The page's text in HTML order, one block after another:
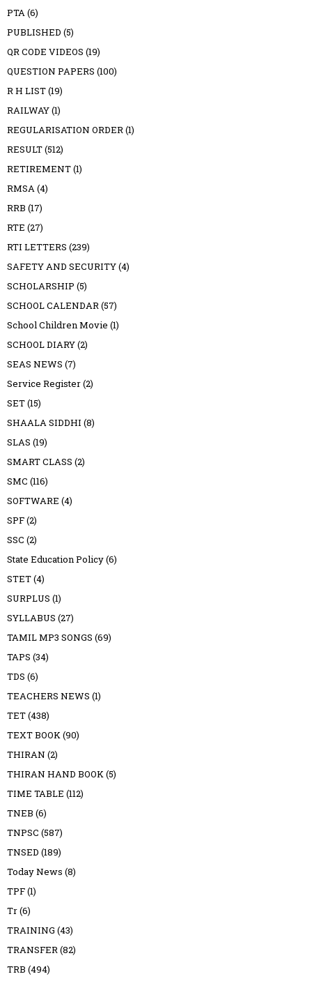
PTA(6)
PUBLISHED (5)
QR CODE VIDEOS (19)
QUESTION PAPERS (100)
R H LIST(19)
RAILWAY(1)
REGULARISATION ORDER(1)
RESULT(512)
RETIREMENT(1)
RMSA(4)
RRB (17)
RTE (27)
RTI LETTERS (239)
SAFETY AND SECURITY(4)
SCHOLARSHIP (5)
SCHOOL CALENDAR(57)
School Children Movie (1)
SCHOOL DIARY(2)
SEAS NEWS (7)
Service Register(2)
SET(15)
SHAALA SIDDHI (8)
SLAS (19)
SMART CLASS (2)
SMC (116)
SOFTWARE (4)
SPF(2)
SSC (2)
State Education Policy(6)
STET(4)
SURPLUS (1)
SYLLABUS (27)
TAMIL MP3 SONGS (69)
TAPS (34)
TDS (6)
TEACHERS NEWS (1)
TET(438)
TEXT BOOK(90)
THIRAN (2)
THIRAN HAND BOOK(5)
TIME TABLE (112)
TNEB (6)
TNPSC (587)
TNSED (189)
Today News (8)
TPF(1)
Tr(6)
TRAINING (43)
TRANSFER(82)
TRB (494)